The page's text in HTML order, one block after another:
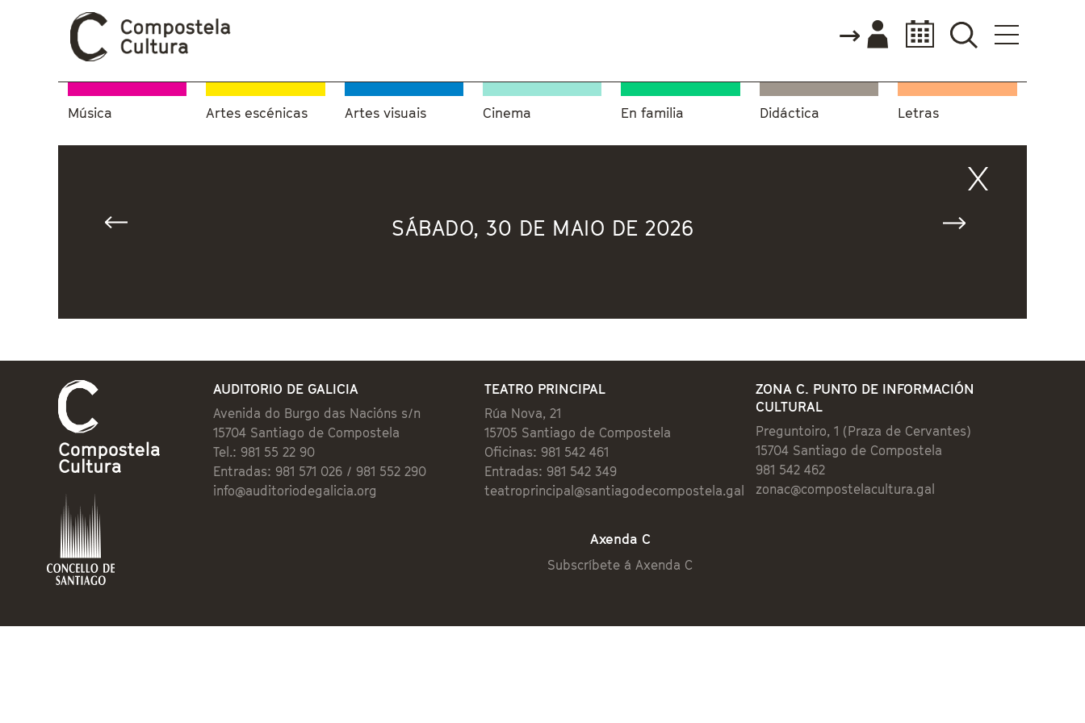
Música Artes escénicas Artes visuais Cinema En familia Didáctica Letras
SÁBADO, 30 DE MAIO DE 2026
AUDITORIO DE GALICIA
Avenida do Burgo das Nacións s/n
15704 Santiago de Compostela
Tel.: 981 55 22 90
Entradas: 981 571 026 / 981 552 290
info@auditoriodegalicia.org
TEATRO PRINCIPAL
Rúa Nova, 21
15705 Santiago de Compostela
Oficinas: 981 542 461
Entradas: 981 542 349
teatroprincipal@santiagodecompostela.gal
ZONA C. PUNTO DE INFORMACIÓN
CULTURAL
Preguntoiro, 1 (Praza de Cervantes)
15704 Santiago de Compostela
981 542 462
zonac@compostelacultura.gal
Axenda C
Subscríbete á Axenda C